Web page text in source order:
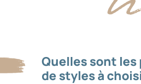
Quelles sont
de styles à